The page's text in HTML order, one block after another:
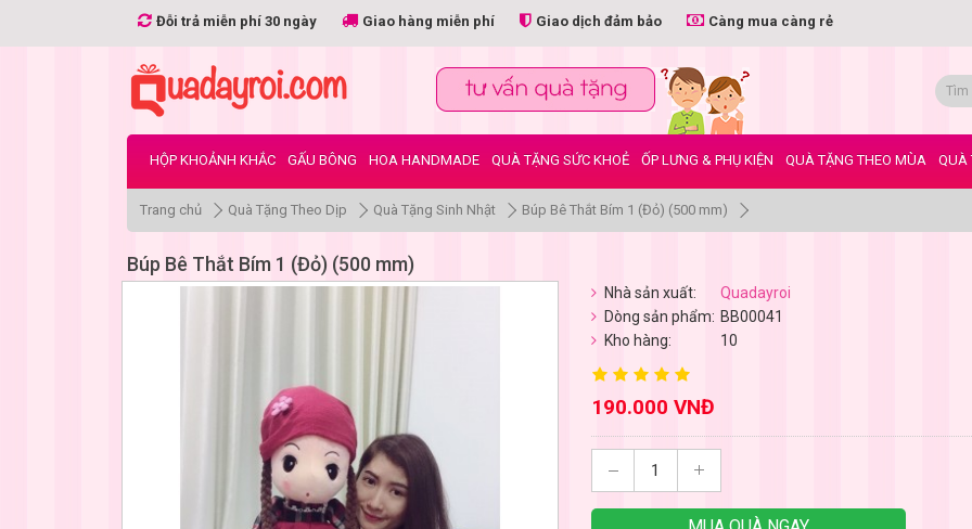
Đỗi trả miễn phí 30 ngày Giao hàng miễn phí Giao dịch đảm bảo Càng mua càng rẻ
HỘP KHOẢNH KHẮC GẤU BÔNG HOA HANDMADE QUÀ TẶNG SỨC KHOẺ ỐP LƯNG & PHỤ KIỆN QUÀ TẶNG THEO MÙA QUÀ
Trang chủ Quà Tặng Theo Dịp Quà Tặng Sinh Nhật Búp Bê Thắt Bím 1 (Đỏ) (500 mm)
Búp Bê Thắt Bím 1 (Đỏ) (500 mm)
Nhà sản xuất:
Quadayroi
Dòng sản phẩm: BB00041
Kho hàng:
10
190.000 VNĐ